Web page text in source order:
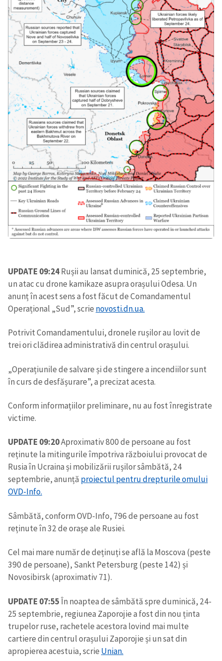
UPDATE 09:24Rușii au lansat duminică, 25 septembrie,
un atac cu drone kamikaze asupra orașului Odesa. Un
anunț în acest sens a fost făcut de Comandamentul
Operațional „Sud”, scrie novosti.dn.ua.
Potrivit Comandamentului, dronele rușilor au lovit de
trei ori clădirea administrativă din centrul orașului.
„Operațiunile de salvare și de stingere a incendiilor sunt
în curs de desfășurare”, a precizat acesta.
Conform informațiilor preliminare, nu au fost înregistrate
victime.
UPDATE 09:20Aproximativ 800 de persoane au fost
reținute la mitingurile împotriva războiului provocat de
Rusia în Ucraina și mobilizării rușilor sâmbătă, 24
septembrie, anunță proiectul pentru drepturile omului
OVD-Info.
Sâmbătă, conform OVD-Info, 796 de persoane au fost
reținute în 32 de orașe ale Rusiei.
Cel mai mare număr de deținuți se află la Moscova (peste
390 de persoane), Sankt Petersburg (peste 142) și
Novosibirsk (aproximativ 71).
UPDATE 07:55În noaptea de sâmbătă spre duminică, 24-
25 septembrie, regiunea Zaporojie a fost din nou ținta
trupelor ruse, rachetele acestora lovind mai multe
cartiere din centrul orașului Zaporojie și un sat din
apropierea acestuia, scrie Unian.